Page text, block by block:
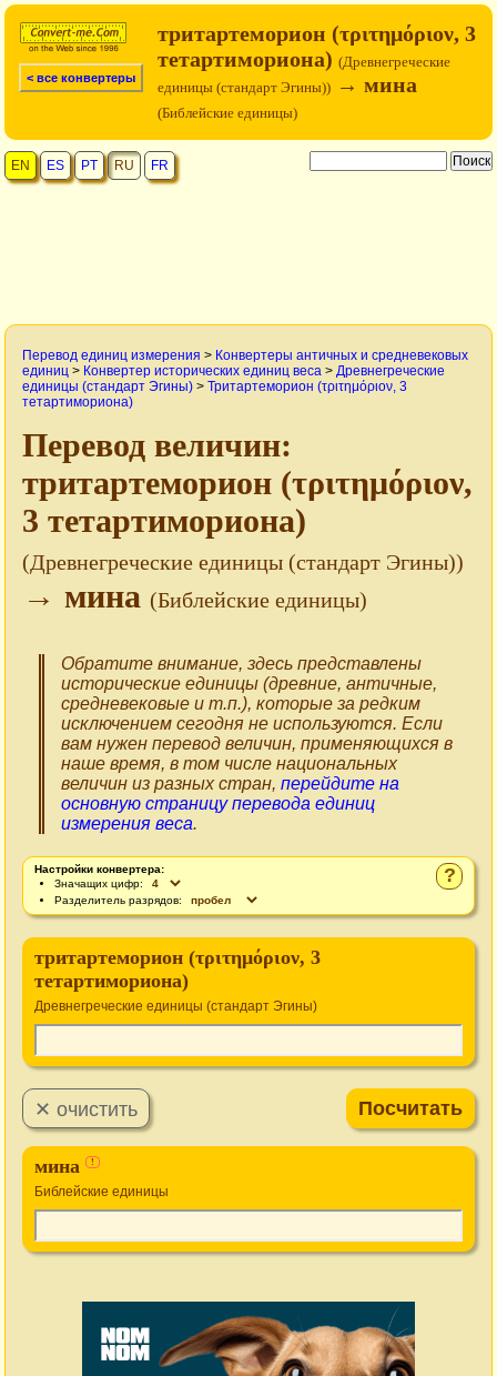
< все конвертеры
тритартеморион (τριτημόριον, 3
тетартимориона) (Древнегреческие
единицы (стандарт Эгины)) → мина
(Библейские единицы)
EN ES PT RU FR
Перевод единиц измерения > Конвертеры античных и средневековых
единиц > Конвертер исторических единиц веса > Древнегреческие
единицы (стандарт Эгины) > Тритартеморион (τριτημόριον, 3
тетартимориона)
Перевод величин:
тритартеморион (τριτημόριον,
3 тетартимориона)
(Древнегреческие единицы (стандарт Эгины))
→ мина (Библейские единицы)
Обратите внимание, здесь представлены
исторические единицы (древние, античные,
средневековые и т.п.), которые за редким
исключением сегодня не используются. Если
вам нужен перевод величин, применяющихся в
наше время, в том числе национальных
величин из разных стран, перейдите на
основную страницу перевода единиц
измерения веса.
?
Настройки конвертера:
Значащих цифр:
Разделитель разрядов:
тритартеморион (τριτημόριον, 3
тетартимориона)
Древнегреческие единицы (стандарт Эгины)
мина !
Библейские единицы